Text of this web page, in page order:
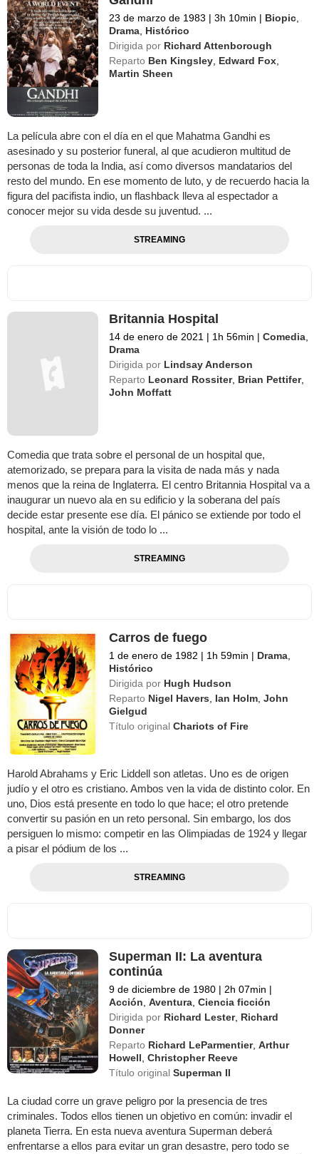
23 de marzo de 1983 | 3h 10min | Biopic,
Drama, Histórico
Dirigida por Richard Attenborough
Reparto Ben Kingsley, Edward Fox,
Martin Sheen
La película abre con el día en el que Mahatma Gandhi es
asesinado y su posterior funeral, al que acudieron multitud de
personas de toda la India, así como diversos mandatarios del
resto del mundo. En ese momento de luto, y de recuerdo hacia la
figura del pacifista indio, un flashback lleva al espectador a
conocer mejor su vida desde su juventud. ...
STREAMING
Britannia Hospital
14 de enero de 2021 | 1h 56min | Comedia,
Drama
Dirigida por Lindsay Anderson
Reparto Leonard Rossiter, Brian Pettifer,
John Moffatt
Comedia que trata sobre el personal de un hospital que,
atemorizado, se prepara para la visita de nada más y nada
menos que la reina de Inglaterra. El centro Britannia Hospital va a
inaugurar un nuevo ala en su edificio y la soberana del país
decide estar presente ese día. El pánico se extiende por todo el
hospital, ante la visión de todo lo ...
STREAMING
Carros de fuego
1 de enero de 1982 | 1h 59min | Drama,
Histórico
Dirigida por Hugh Hudson
Reparto Nigel Havers, Ian Holm,John
Gielgud
Título originalChariots of Fire
Harold Abrahams y Eric Liddell son atletas. Uno es de origen
judío y el otro es cristiano. Ambos ven la vida de distinto color. En
uno, Dios está presente en todo lo que hace; el otro pretende
convertir su pasión en un reto personal. Sin embargo, los dos
persiguen lo mismo: competir en las Olimpiadas de 1924 y llegar
a pisar el pódium de los ...
STREAMING
Superman II: La aventura
continúa
9 de diciembre de 1980 | 2h 07min |
Acción,Aventura,Ciencia ficción
Dirigida por Richard Lester, Richard
Donner
Reparto Richard LeParmentier,Arthur
Howell,Christopher Reeve
Título originalSuperman II
La ciudad corre un grave peligro por la presencia de tres
criminales. Todos ellos tienen un objetivo en común: invadir el
planeta Tierra. En esta nueva aventura Superman deberá
enfrentarse a ellos para evitar un gran desastre, pero todo se